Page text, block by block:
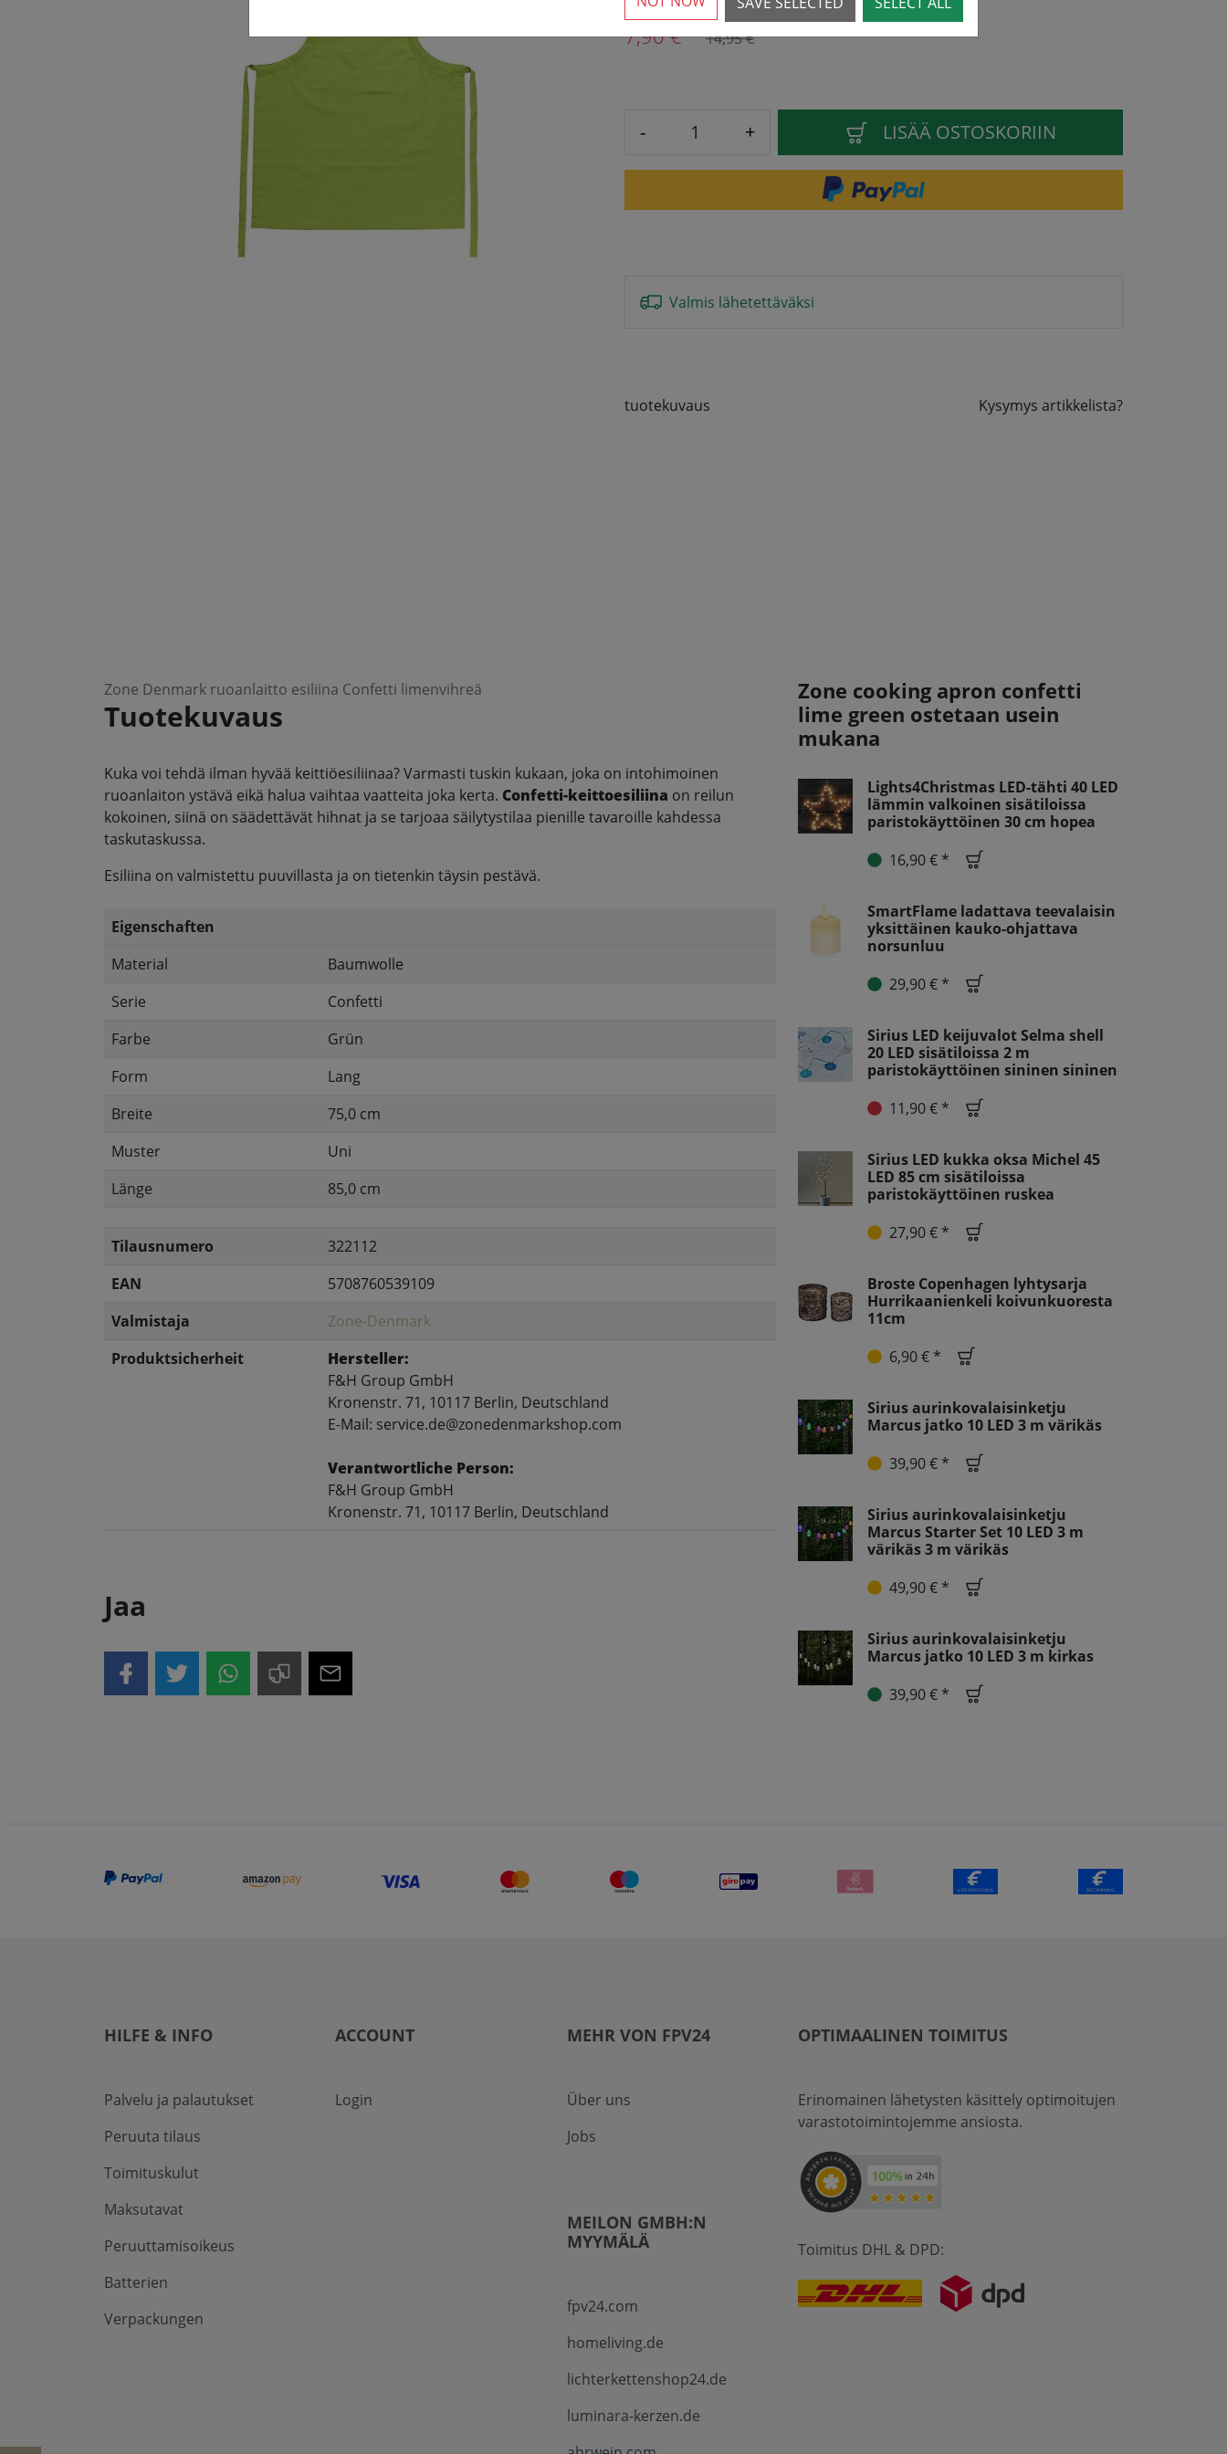
7,90 € * 14,95 €
- + LISÄÄ OSTOSKORIIN
Valmis lähetettäväksi
tuotekuvaus Kysymys artikkelista?
Zone Denmark ruoanlaitto esiliina Confetti limenvihreä
Tuotekuvaus
Kuka voi tehdä ilman hyvää keittiöesiliinaa? Varmasti tuskin kukaan, joka on intohimoinen
ruoanlaiton ystävä eikä halua vaihtaa vaatteita joka kerta. Confetti-keittoesiliina on reilun
kokoinen, siinä on säädettävät hihnat ja se tarjoaa säilytystilaa pienille tavaroille kahdessa
taskutaskussa.
Esiliina on valmistettu puuvillasta ja on tietenkin täysin pestävä.
Eigenschaften
Material
Baumwolle
Serie
Confetti
Farbe
Grün
Form
Lang
Breite
75,0 cm
Muster
Uni
Länge
85,0 cm
Tilausnumero
322112
EAN
5708760539109
Valmistaja
Zone-Denmark
Produktsicherheit
Hersteller:
F&H Group GmbH
Kronenstr. 71, 10117 Berlin, Deutschland
E-Mail: service.de@zonedenmarkshop.com
Verantwortliche Person:
F&H Group GmbH
Kronenstr. 71, 10117 Berlin, Deutschland
Jaa
Zone cooking apron confetti
lime green ostetaan usein
mukana
Lights4Christmas LED-tähti 40 LED
lämmin valkoinen sisätiloissa
paristokäyttöinen 30 cm hopea
16,90 € *
SmartFlame ladattava teevalaisin
yksittäinen kauko-ohjattava
norsunluu
29,90 € *
Sirius LED keijuvalot Selma shell
20 LED sisätiloissa 2 m
paristokäyttöinen sininen sininen
11,90 € *
Sirius LED kukka oksa Michel 45
LED 85 cm sisätiloissa
paristokäyttöinen ruskea
27,90 € *
Broste Copenhagen lyhtysarja
Hurrikaanienkeli koivunkuoresta
11cm
6,90 € *
Sirius aurinkovalaisinketju
Marcus jatko 10 LED 3 m värikäs
39,90 € *
Sirius aurinkovalaisinketju
Marcus Starter Set 10 LED 3 m
värikäs 3 m värikäs
49,90 € *
Sirius aurinkovalaisinketju
Marcus jatko 10 LED 3 m kirkas
39,90 € *
HILFE & INFO
Palvelu ja palautukset
Peruuta tilaus
Toimituskulut
Maksutavat
Peruuttamisoikeus
Batterien
Verpackungen
ACCOUNT
Login
MEHR VON FPV24
Über uns
Jobs
MEILON GMBH:N
MYYMÄLÄ
fpv24.com
homeliving.de
lichterkettenshop24.de
luminara-kerzen.de
OPTIMAALINEN TOIMITUS
Erinomainen lähetysten käsittely optimoitujen
varastotoimintojemme ansiosta.
Toimitus DHL & DPD: